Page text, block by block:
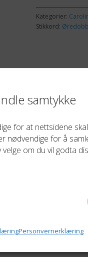
samtykke
for at nettsidene skal
for å
om du vil godta
Personvernerklæring
Kategorier:
Stikkord:
PALOMA